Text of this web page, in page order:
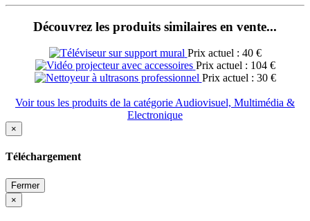
Découvrez les produits similaires en vente...
Prix actuel : 40 €
Prix actuel : 104 €
Prix actuel : 30 €
Voir tous les produits de la catégorie Audiovisuel, Multimédia &
Electronique
×
Téléchargement
Fermer
×